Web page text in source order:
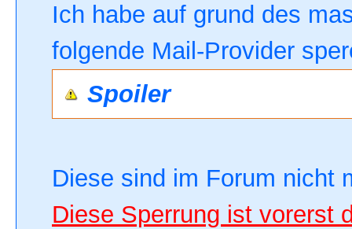
Ich habe auf grund des
folgende Mail-Provider
Spoiler
Diese sind im Forum nicht
Diese Sperrung ist vorerst